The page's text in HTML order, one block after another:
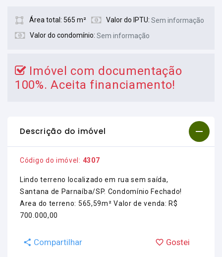
Área total: 565 m² Valor do IPTU: Sem informação
Valor do condomínio: Sem informação
Imóvel com documentação
100%. Aceita financiamento!
Descrição do imóvel
Código do imóvel: 4307
Lindo terreno localizado em rua sem saída,
Santana de Parnaíba/SP. Condomínio Fechado!
Area do terreno: 565,59m² Valor de venda: R$
700.000,00
Compartilhar Gostei